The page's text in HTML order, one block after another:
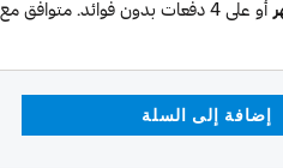
إضافة إلى السلة